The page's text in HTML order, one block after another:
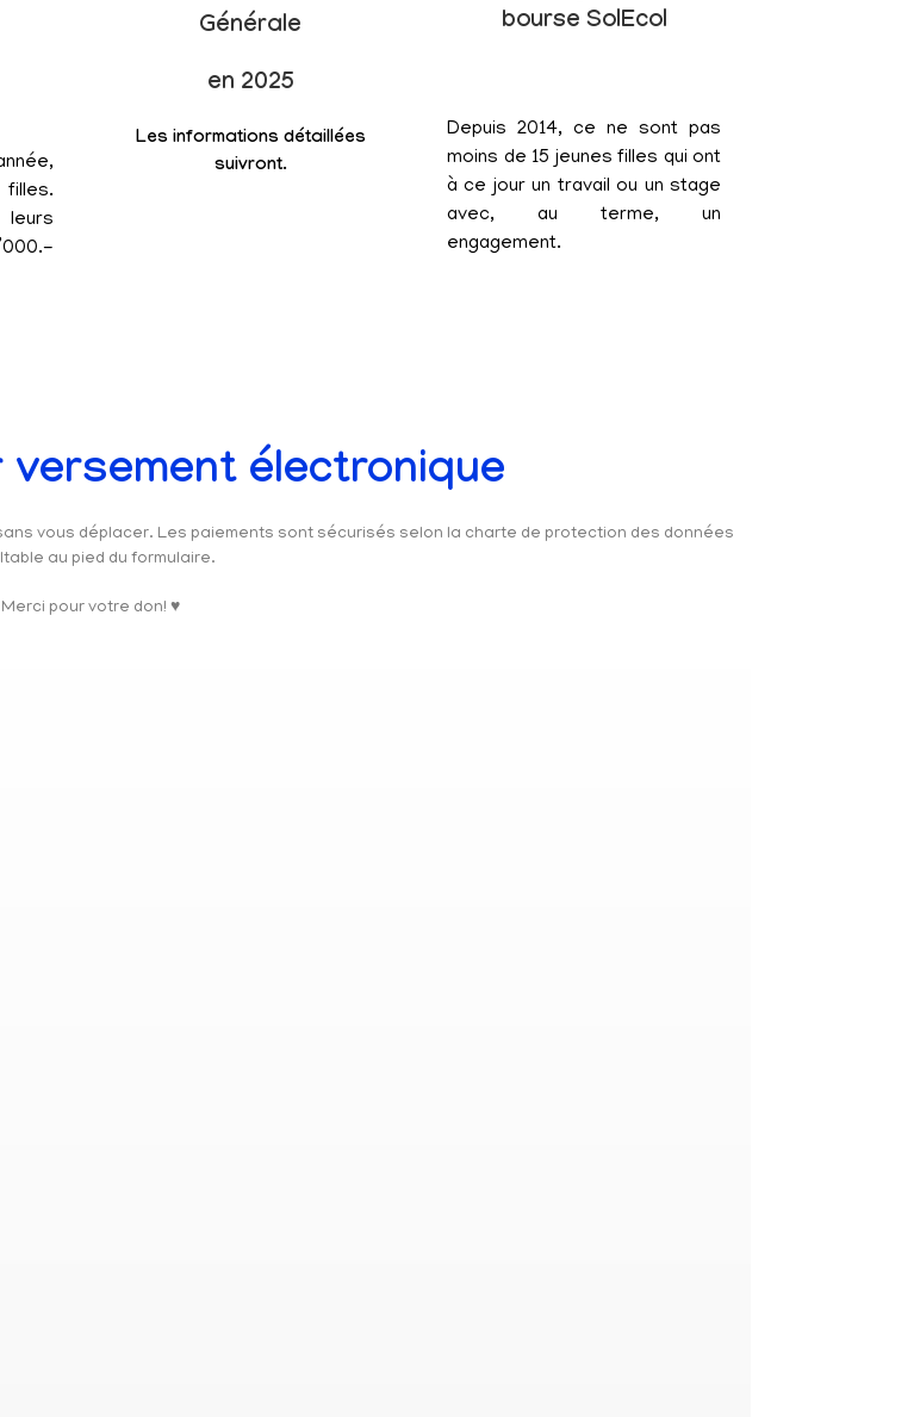
filles.
Générale
en 2025
Les informations détaillées
suivront.
bourse SolEcol
Depuis 2014, ce ne sont pas
moins de 15 jeunes filles qui ont
à ce jour un travail ou un stage
avec, au terme, un
engagement.
versement électronique
vous déplacer. Les paiements sont sécurisés selon la charte de protection des données
au pied du formulaire.
pour votre don! ♥